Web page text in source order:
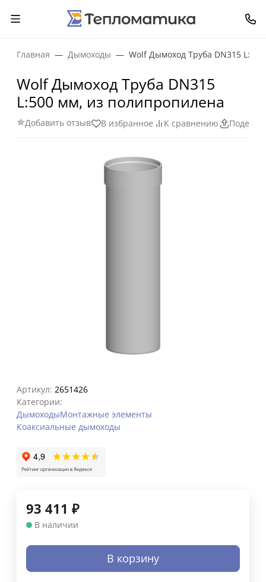
Главная Дымоходы Wolf Дымоход Труба DN315
Wolf Дымоход Труба DN315
L:500 мм, из полипропилена
Добавить отзыв В избранное К сравнению
Артикул: 2651426
Категории:
ДымоходыМонтажные элементы
Коаксиальные дымоходы
93 411 ₽
В наличии
В корзину